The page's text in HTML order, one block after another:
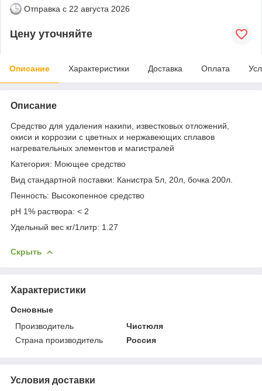
Отправка с 22 августа 2026
Цену уточняйте
Описание Характеристики Доставка Оплата
Описание
Средство для удаления накипи, известковых отложений,
окиси и коррозии с цветных и нержавеющих сплавов
нагревательных элементов и магистралей
Категория: Моющее средство
Вид стандартной поставки: Канистра 5л, 20л, бочка 200л.
Пенность: Высокопенное средство
pH 1% раствора: < 2
Удельный вес кг/1литр: 1.27
Скрыть
Характеристики
Основные
Производитель
Чистюля
Страна производитель
Россия
Условия доставки